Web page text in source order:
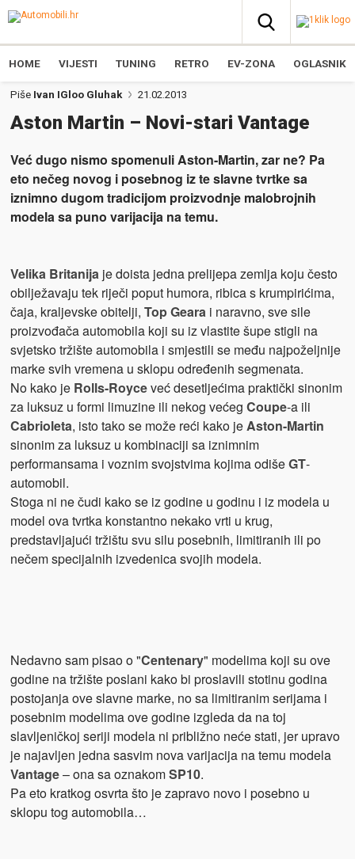
HOME VIJESTI TUNING RETRO EV-ZONA OGLASNIK
Piše Ivan IGloo Gluhak 21.02.2013
Aston Martin – Novi-stari Vantage
Već dugo nismo spomenuli Aston-Martin, zar ne? Pa
eto nečeg novog i posebnog iz te slavne tvrtke sa
iznimno dugom tradicijom proizvodnje malobrojnih
modela sa puno varijacija na temu.
Velika Britanijaje doista jedna prelijepa zemlja koju često
obilježavaju tek riječi poput humora, ribica s krumpirićima,
čaja, kraljevske obitelji, Top Gearai naravno, sve sile
proizvođača automobila koji su iz vlastite šupe stigli na
svjetsko tržište automobila i smjestili se među najpoželjnije
marke svih vremena u sklopu određenih segmenata.
No kako je Rolls-Royceveć desetljećima praktički sinonim
za luksuz u formi limuzine ili nekog većeg Coupe-a ili
Cabrioleta, isto tako se može reći kako jeAston-Martin
sinonim za luksuz u kombinaciji sa iznimnim
performansama i voznim svojstvima kojima odišeGT-
automobil.
Stoga ni ne čudi kako se iz godine u godinu i iz modela u
model ova tvrtka konstantno nekako vrti u krug,
predstavljajući tržištu svu silu posebnih, limitiranih ili po
nečem specijalnih izvedenica svojih modela.
Nedavno sam pisao o "Centenary" modelima koji su ove
godine na tržište poslani kako bi proslavili stotinu godina
postojanja ove slavne marke, no sa limitiranim serijama i
posebnim modelima ove godine izgleda da na toj
slavljeničkoj seriji modela ni približno neće stati, jer upravo
je najavljen jedna sasvim nova varijacija na temu modela
Vantage– ona sa oznakomSP10.
Pa eto kratkog osvrta što je zapravo novo i posebno u
sklopu tog automobila…